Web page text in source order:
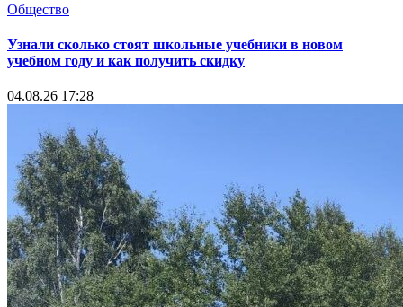
Общество
Узнали сколько стоят школьные учебники в новом
учебном году и как получить скидку
04.08.26 17:28